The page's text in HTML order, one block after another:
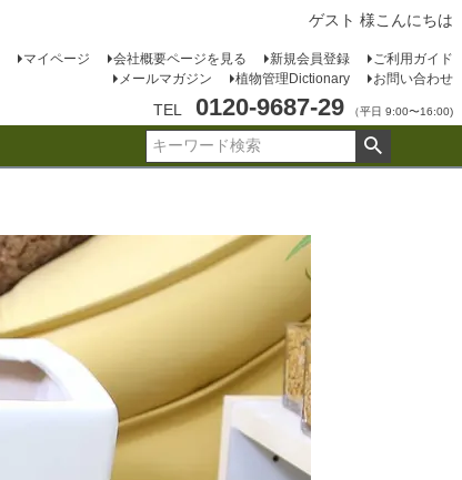
ゲスト 様こんにちは
マイページ 会社概要ページを見る 新規会員登録
ご利用ガイド
メールマガジン
植物管理Dictionary お問い合わせ
TEL 0120-9687-29 （平日 9:00〜16:00)